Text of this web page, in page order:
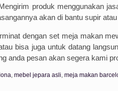
produk menggunakan
akan di bantu supir
dengan set meja makan
bisa juga untuk datang
anda pesan akan segera kami
, mebel jepara asli, meja makan